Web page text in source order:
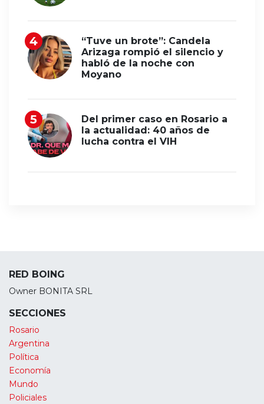
“Tuve un brote”: Candela
Arizaga rompió el silencio y
habló de la noche con
Moyano
Del primer caso en Rosario a
la actualidad: 40 años de
lucha contra el VIH
RED BOING
Owner BONITA SRL
SECCIONES
Rosario
Argentina
Política
Economía
Mundo
Policiales